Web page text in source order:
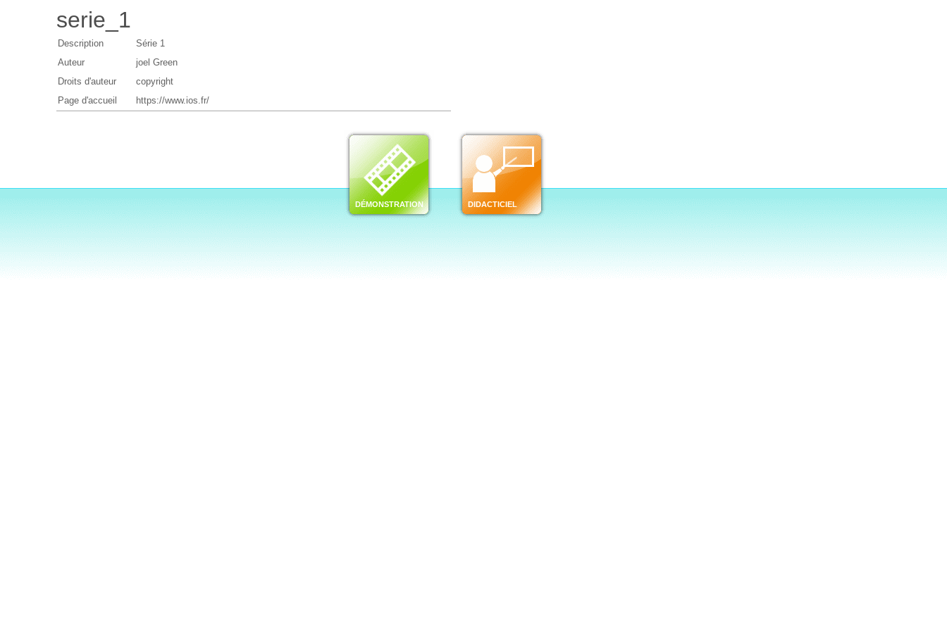
serie_1
Description
Série 1
Auteur
joel Green
Droits d'auteur
copyright
Page d'accueil
https://www.ios.fr/
DÉMONSTRATION DIDACTICIEL